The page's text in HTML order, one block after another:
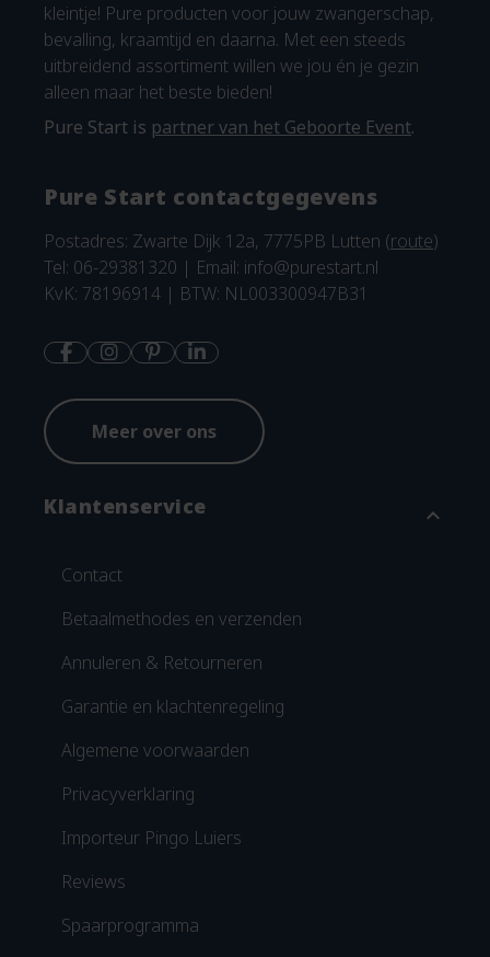
kleintje! Pure producten voor jouw zwangerschap,
bevalling, kraamtijd en daarna. Met een steeds
uitbreidend assortiment willen we jou én je gezin
alleen maar het beste bieden!
Pure Start is partner van het Geboorte Event.
Pure Start contactgegevens
Postadres: Zwarte Dijk 12a, 7775PB Lutten (route)
Tel: 06-29381320 | Email: info@purestart.nl
KvK: 78196914 | BTW: NL003300947B31
Meer over ons
Klantenservice expand_more
Contact
Betaalmethodes en verzenden
Annuleren & Retourneren
Garantie en klachtenregeling
Algemene voorwaarden
Privacyverklaring
Importeur Pingo Luiers
Reviews
Spaarprogramma